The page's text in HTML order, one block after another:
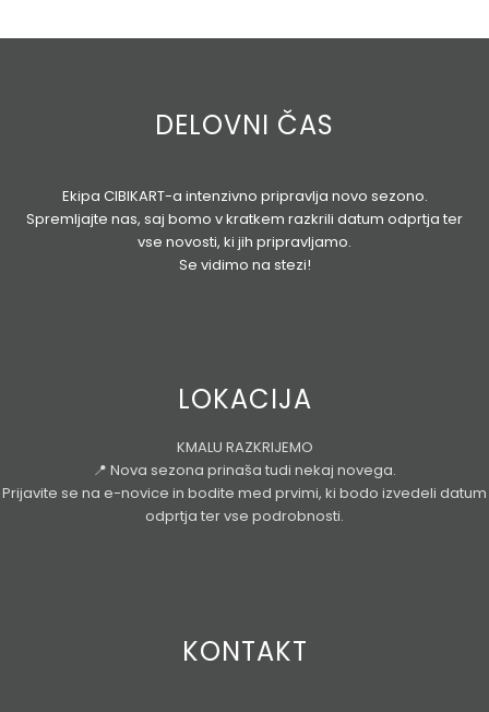
DELOVNI ČAS
Ekipa CIBIKART-a intenzivno pripravlja novo sezono.
Spremljajte nas, saj bomo v kratkem razkrili datum odprtja ter
vse novosti, ki jih pripravljamo.
Se vidimo na stezi!
LOKACIJA
KMALU RAZKRIJEMO
📍 Nova sezona prinaša tudi nekaj novega.
Prijavite se na e-novice in bodite med prvimi, ki bodo izvedeli datum
odprtja ter vse podrobnosti.
KONTAKT